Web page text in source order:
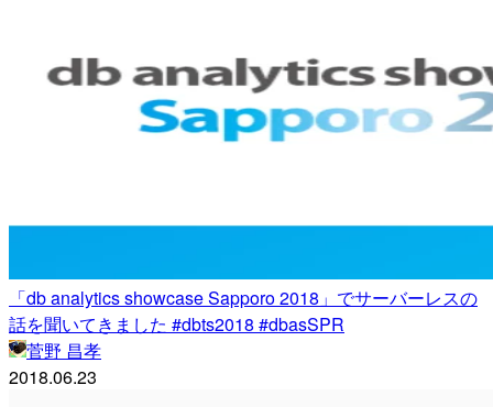
「db analytics showcase Sapporo 2018」でサーバーレスの
話を聞いてきました #dbts2018 #dbasSPR
菅野 昌孝
2018.06.23